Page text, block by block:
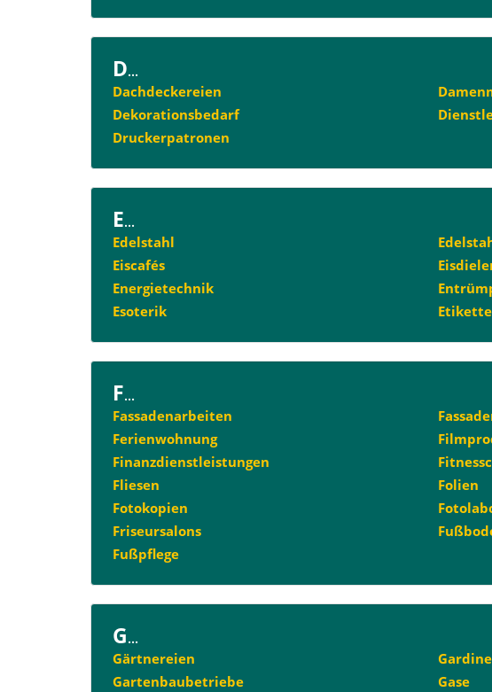
D...
Dachdeckereien
Dekorationsbedarf
Druckerpatronen
E...
Edelstahl
Eiscafés
Energietechnik
Esoterik
F...
Fassadenarbeiten
Ferienwohnung
Finanzdienstleistungen
Fliesen
Folien
Fotokopien
Friseursalons
Fußpflege
G...
Gärtnereien
Gartenbaubetriebe
Gase